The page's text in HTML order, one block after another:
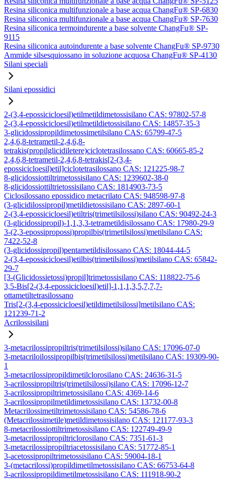
Resina siliconica multifunzionale a base acqua ChangFu® SP-6830
Resina siliconica multifunzionale a base acqua ChangFu® SP-7630
Resina siliconica termoindurente a base solvente ChangFu® SP-
9115
Resina siliconica autoindurente a base solvente ChangFu® SP-9730
Ammide silsesquiossano in soluzione acquosa ChangFu® SP-4130
Silani speciali
Silani epossidici
2-(3,4-epossicicloesil)etilmetildimetossisilano CAS: 97802-57-8
2-(3,4-epossicicloesil)etilmetildietossisilano CAS: 14857-35-3
3-glicidossipropildimetossimetilsilano CAS: 65799-47-5
2,4,6,8-tetrametil-2,4,6,8-
tetrakis(propilglicidiletere)ciclotetrasilossano CAS: 60665-85-2
2,4,6,8-tetrametil-2,4,6,8-tetrakis[2-(3,4-
epossicicloesil)etil]ciclotetrasilossano CAS: 121225-98-7
8-glicidossiottiltrimetossisilano CAS: 1239602-38-0
8-glicidossiottiltrietossisilano CAS: 1814903-73-5
Ciclosilossano epossidico metacrilato CAS: 948598-97-8
(3-glicidilossipropil)metildietossisilano CAS: 2897-60-1
2-(3,4-epossicicloesil)etiltris(trimetilsilossi)silano CAS: 90492-24-3
(3-glicidossipropil)-1,1,3,3-tetrametildisilossano CAS: 17980-29-9
3-(2,3-epossipropossi)propilbis(trimetilsilossi)metilsilano CAS:
7422-52-8
(3-glicidossipropil)pentametildisilossano CAS: 18044-44-5
2-(3,4-epossicicloesil)etilbis(trimetilsilossi)metilsilano CAS: 65842-
29-7
[3-(Glicidossietossi)propil]trimetossisilano CAS: 118822-75-6
3,5-Bis[2-(3,4-epossicicloesil)etil]-1,1,1,3,5,7,7,7-
ottametiltetrasilossano
Tris[2-(3,4-epossicicloesil)etildimetilsilossi]metilsilano CAS:
121239-71-2
Acrilossisilani
3-metacrilossipropiltris(trimetilsilossi)silano CAS: 17096-07-0
3-metacriloilossipropilbis(trimetilsilossi)metilsilano CAS: 19309-90-
1
3-metacrilossipropildimetilclorosilano CAS: 24636-31-5
3-acrilossipropiltris(trimetilsilossi)silano CAS: 17096-12-7
3-acrilossipropiltrimetossisilano CAS: 4369-14-6
3-acrilossipropilmetildimetossisilano CAS: 13732-00-8
Metacrilossimetiltrimetossisilano CAS: 54586-78-6
(Metacrilossimetile)metildimetossisilano CAS: 121177-93-3
8-metacrilossiottiltrimetossisilano CAS: 122749-49-9
3-metacrilossipropiltriclorosilano CAS: 7351-61-3
3-metacrilossipropiltriacetossisilano CAS: 51772-85-1
3-acetossipropiltrimetossisilano CAS: 59004-18-1
3-(metacrilossi)propildimetilmetossisilano CAS: 66753-64-8
3-acrilossipropildimetilmetossisilano CAS: 111918-90-2